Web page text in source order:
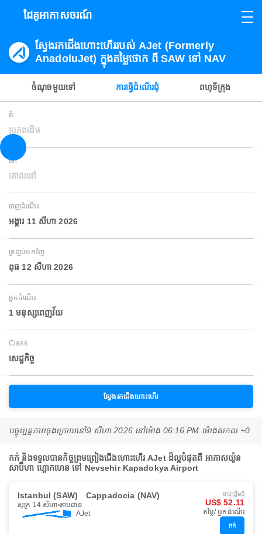
ដៃគូអាកាសចរណ៍
ស្វែងរកជើងហោះហើររបស់ AJet (Formerly
AnadoluJet) ក្នុងតម្លៃថោក ពី SAW ទៅ NAV
ចំណុចមួយទៅ ការធ្វើដំណើរជុំ ពហុទីក្រុង
ពី
ប្រភពដើម
ទៅ
គោលដៅ
ចេញដំណើរ
អង្គារ 11 សីហា 2026
ត្រឡប់មកវិញ
ពុធ 12 សីហា 2026
អ្នកដំណើរ
1 មនុស្សពេញវ័យ
Class
សេដ្ឋកិច្ច
ស្វែងរកជើងហោះហើរ
បច្ចុប្បន្នភាពចុងក្រោយនៅ9 សីហា 2026 នៅ​ម៉ោង 06:16 PM ម៉ោង​សកល +0
កក់ និងទទួលបានកិច្ចព្រមព្រៀងជើងហោះហើរ AJet ដ៏ល្អបំផុតពី អាកាសយ៉ូន
សាប៊ីហា ហ្គោកហេន ទៅ Nevsehir Kapadokya Airport
Istanbul (SAW) Cappadocia (NAV)
សុក្រ 14 សីហា តាមដាន
AJet
ចាប់ផ្ដើមពី
US$ 52.11
តម្លៃ/ អ្នកដំណើរ
កក់